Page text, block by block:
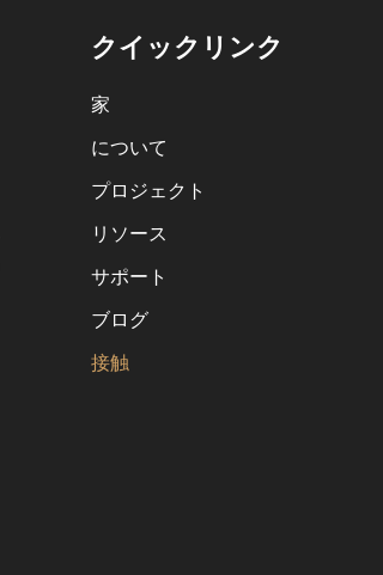
クイックリンク
家
について
プロジェクト
リソース
サポート
ブログ
接触